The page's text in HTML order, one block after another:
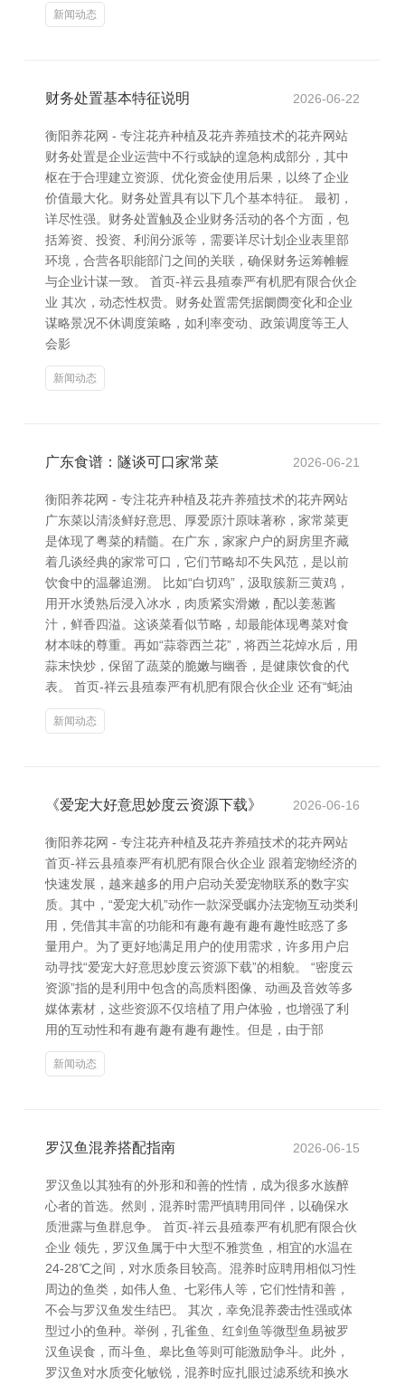
新闻动态
财务处置基本特征说明 2026-06-22
衡阳养花网 - 专注花卉种植及花卉养殖技术的花卉网站
财务处置是企业运营中不行或缺的遑急构成部分，其中
枢在于合理建立资源、优化资金使用后果，以终了企业
价值最大化。财务处置具有以下几个基本特征。 最初，
详尽性强。财务处置触及企业财务活动的各个方面，包
括筹资、投资、利润分派等，需要详尽计划企业表里部
环境，合营各职能部门之间的关联，确保财务运筹帷幄
与企业计谋一致。 首页-祥云县殖泰严有机肥有限合伙企
业 其次，动态性权贵。财务处置需凭据阛阓变化和企业
谋略景况不休调度策略，如利率变动、政策调度等王人
会影
新闻动态
广东食谱：隧谈可口家常菜 2026-06-21
衡阳养花网 - 专注花卉种植及花卉养殖技术的花卉网站
广东菜以清淡鲜好意思、厚爱原汁原味著称，家常菜更
是体现了粤菜的精髓。在广东，家家户户的厨房里齐藏
着几谈经典的家常可口，它们节略却不失风范，是以前
饮食中的温馨追溯。 比如“白切鸡”，汲取簇新三黄鸡，
用开水烫熟后浸入冰水，肉质紧实滑嫩，配以姜葱酱
汁，鲜香四溢。这谈菜看似节略，却最能体现粤菜对食
材本味的尊重。再如“蒜蓉西兰花”，将西兰花焯水后，用
蒜末快炒，保留了蔬菜的脆嫩与幽香，是健康饮食的代
表。 首页-祥云县殖泰严有机肥有限合伙企业 还有“蚝油
新闻动态
《爱宠大好意思妙度云资源下载》 2026-06-16
衡阳养花网 - 专注花卉种植及花卉养殖技术的花卉网站
首页-祥云县殖泰严有机肥有限合伙企业 跟着宠物经济的
快速发展，越来越多的用户启动关爱宠物联系的数字实
质。其中，“爱宠大机”动作一款深受瞩办法宠物互动类利
用，凭借其丰富的功能和有趣有趣有趣有趣性眩惑了多
量用户。为了更好地满足用户的使用需求，许多用户启
动寻找“爱宠大好意思妙度云资源下载”的相貌。 “密度云
资源”指的是利用中包含的高质料图像、动画及音效等多
媒体素材，这些资源不仅培植了用户体验，也增强了利
用的互动性和有趣有趣有趣有趣性。但是，由于部
新闻动态
罗汉鱼混养搭配指南 2026-06-15
罗汉鱼以其独有的外形和和善的性情，成为很多水族醉
心者的首选。然则，混养时需严慎聘用同伴，以确保水
质泄露与鱼群息争。 首页-祥云县殖泰严有机肥有限合伙
企业 领先，罗汉鱼属于中大型不雅赏鱼，相宜的水温在
24-28℃之间，对水质条目较高。混养时应聘用相似习性
周边的鱼类，如伟人鱼、七彩伟人等，它们性情和善，
不会与罗汉鱼发生结巴。 其次，幸免混养袭击性强或体
型过小的鱼种。举例，孔雀鱼、红剑鱼等微型鱼易被罗
汉鱼误食，而斗鱼、皋比鱼等则可能激励争斗。此外，
罗汉鱼对水质变化敏锐，混养时应扎眼过滤系统和换水